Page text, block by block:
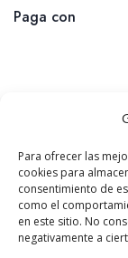
Para ofrecer las
cookies para
consentimiento de
como el
en este sitio. No
negativamente a
Paga con